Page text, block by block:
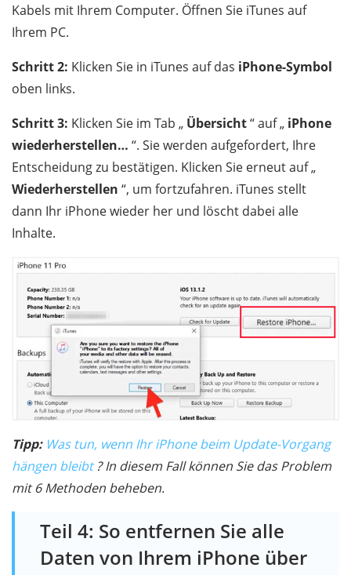
Kabels mit Ihrem Computer. Öffnen Sie iTunes auf
Ihrem PC.
Schritt 2: Klicken Sie in iTunes auf das iPhone-Symbol
oben links.
Schritt 3: Klicken Sie im Tab „ Übersicht“ auf „ iPhone
wiederherstellen… “. Sie werden aufgefordert, Ihre
Entscheidung zu bestätigen. Klicken Sie erneut auf „
Wiederherstellen “, um fortzufahren. iTunes stellt
dann Ihr iPhone wieder her und löscht dabei alle
Inhalte.
Tipp: Was tun, wenn Ihr iPhone beim Update-Vorgang
hängen bleibt? In diesem Fall können Sie das Problem
mit 6 Methoden beheben.
Teil 4: So entfernen Sie alle
Daten von Ihrem iPhone über